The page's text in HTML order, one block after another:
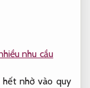
nhu cầu
nhờ vào quy